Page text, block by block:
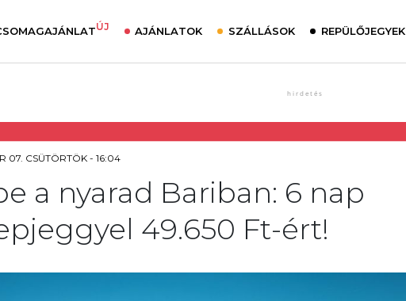
ÚJ AJÁNLATOK SZÁLLÁSOK REPÜLŐJEGYEK
07. CSÜTÖRTÖK - 16:04
a nyarad Bariban: 6 nap
49.650 Ft-ért!